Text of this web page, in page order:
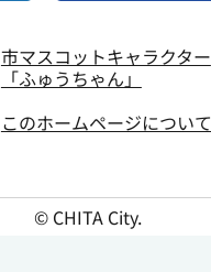
市マスコットキャラクター
「ふゅうちゃん」
このホームページについて
© CHITA City.